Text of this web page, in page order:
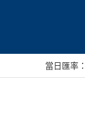
當日匯率：